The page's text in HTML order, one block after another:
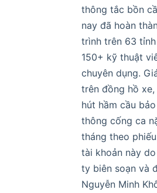
thông tắc bồn
nay đã hoàn
trình trên 63
150+ kỹ thuật
chuyên dụng.
trên đồng hồ
hút hầm cầu
thông cống ca
tháng theo
tài khoản này
ty biên soạn và
Nguyễn Minh